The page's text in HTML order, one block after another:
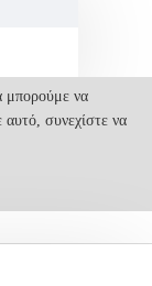
μπορούμε να
συνεχίστε να